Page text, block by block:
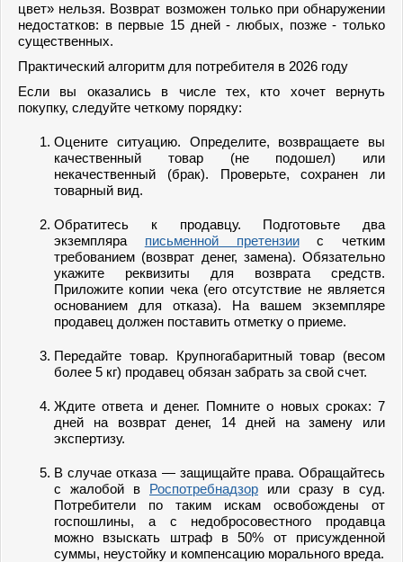
цвет» нельзя. Возврат возможен только при обнаружении
недостатков: в первые 15 дней - любых, позже - только
существенных.
Практический алгоритм для потребителя в 2026 году
Если вы оказались в числе тех, кто хочет вернуть
покупку, следуйте четкому порядку:
Оцените ситуацию. Определите, возвращаете вы
качественный товар (не подошел) или
некачественный (брак). Проверьте, сохранен ли
товарный вид.
Обратитесь к продавцу. Подготовьте два
экземпляра письменной претензиис четким
требованием (возврат денег, замена). Обязательно
укажите реквизиты для возврата средств.
Приложите копии чека (его отсутствие не является
основанием для отказа). На вашем экземпляре
продавец должен поставить отметку о приеме.
Передайте товар. Крупногабаритный товар (весом
более 5 кг) продавец обязан забрать за свой счет.
Ждите ответа и денег. Помните о новых сроках: 7
дней на возврат денег, 14 дней на замену или
экспертизу.
В случае отказа — защищайте права. Обращайтесь
с жалобой в Роспотребнадзор или сразу в суд.
Потребители по таким искам освобождены от
госпошлины, а с недобросовестного продавца
можно взыскать штраф в 50% от присужденной
суммы, неустойку и компенсацию морального вреда.